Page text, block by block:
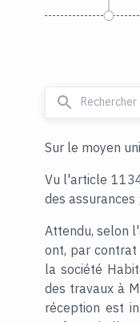
Sur le moyen
Vu l'article
des assurances ;
Attendu, selon
ont, par
la société
des travaux à
réception est